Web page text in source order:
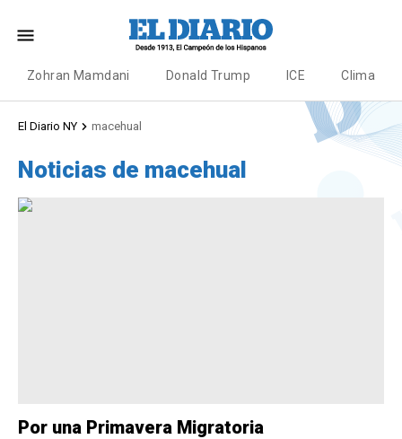
Zohran Mamdani Donald Trump ICE Clima
El Diario NY macehual
Noticias de macehual
Por una Primavera Migratoria